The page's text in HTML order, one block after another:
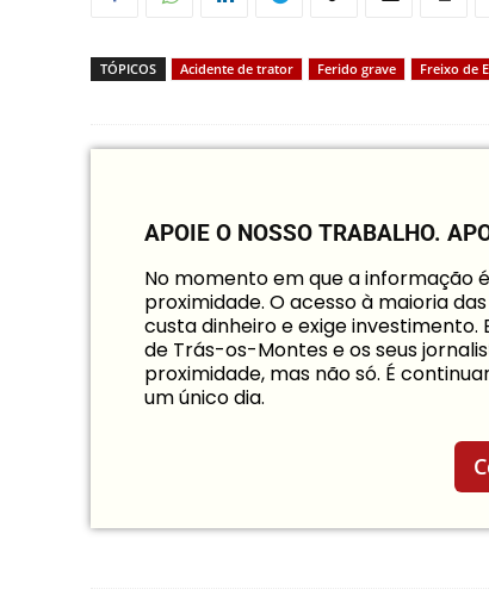
TÓPICOS Acidente de trator Ferido grave Freixo de
APOIE O NOSSO TRABALHO.
No momento em que a informação
proximidade. O acesso à maioria
custa dinheiro e exige
de Trás-os-Montes e os seus
proximidade, mas não só. É
um único dia.